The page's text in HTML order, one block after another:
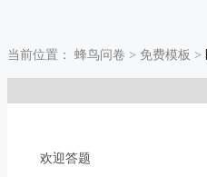
当前位置： 蜂鸟问卷 > 免费模板 >
欢迎答题